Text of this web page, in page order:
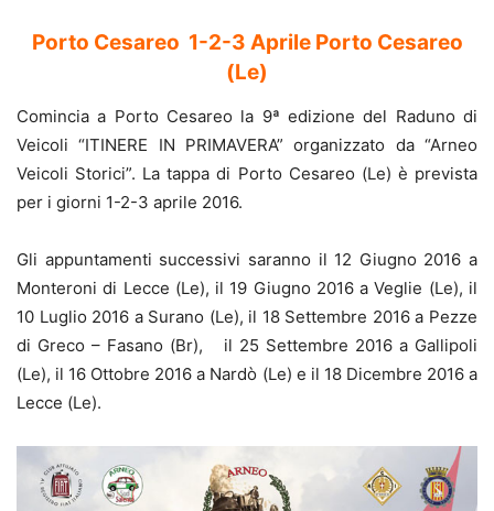
Porto Cesareo 1-2-3 Aprile Porto Cesareo
(Le)
Comincia a Porto Cesareo la 9ª edizione del Raduno di
Veicoli “ITINERE IN PRIMAVERA” organizzato da “Arneo
Veicoli Storici”. La tappa di Porto Cesareo (Le) è prevista
per i giorni 1-2-3 aprile 2016.
Gli appuntamenti successivi saranno il 12 Giugno 2016 a
Monteroni di Lecce (Le), il 19 Giugno 2016 a Veglie (Le), il
10 Luglio 2016 a Surano (Le), il 18 Settembre 2016 a Pezze
di Greco – Fasano (Br), il 25 Settembre 2016 a Gallipoli
(Le), il 16 Ottobre 2016 a Nardò (Le) e il 18 Dicembre 2016 a
Lecce (Le).